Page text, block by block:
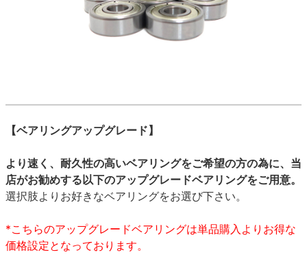
【ベアリングアップグレード】
より速く、耐久性の高いベアリングをご希望の方の為に、当
店がお勧めする以下のアップグレードベアリングをご用意。
選択肢よりお好きなベアリングをお選び下さい。
*こちらのアップグレードベアリングは単品購入よりお得な
価格設定となっております。